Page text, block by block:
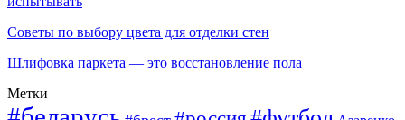
Советы по выбору цвета для отделки стен
Шлифовка паркета — это восстановление пола
Метки